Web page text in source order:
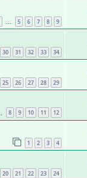
… 5 6 7 8 9
30 31 32 33 34
25 26 27 28 29
8 9 10 11 12
1 2 3 4
20 21 22 23 24